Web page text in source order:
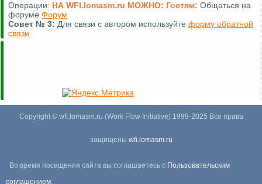
Операции: НА WFI.lomasm.ru МОЖНО: Гостям: Общаться на
форуме Форум
Совет № 3: Для связи с автором используйте форму обратной
связи
Copyright © wfi.lomasm.ru (Work Flow Initiative) 1999-2025 Все права
защищены wfi.lomasm.ru
Во время посещения сайта вы соглашаетесь с Пользовательским
соглашением,